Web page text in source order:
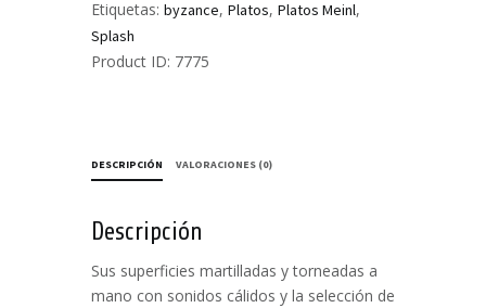
Etiquetas: byzance, Platos, Platos Meinl,
Splash
Product ID: 7775
DESCRIPCIÓN VALORACIONES (0)
Descripción
Sus superficies martilladas y torneadas a
mano con sonidos cálidos y la selección de